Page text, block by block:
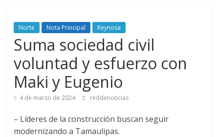
Norte Nota Principal Reynosa
Suma sociedad civil
voluntad y esfuerzo con
Maki y Eugenio
4 de marzo de 2024 reddenoticias
– Líderes de la construcción buscan seguir
modernizando a Tamaulipas.